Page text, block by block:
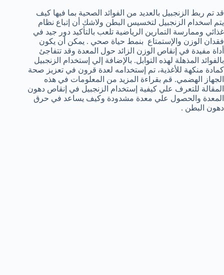
قد تم ربط الزنجبيل بالعديد من الفوائد الصحية بما فيها كيف
يتم اسخدام الزنجبيل لتخسيس البطن ولاشك أن إتباع نظام
غذائي وممارسة التمارين الرياضية تلعب بالتأكيد دور جيد في
فقدان الوزن والإستمتاع بنمط حياة صحي . يمكن أن يكون
أداة مفيدة في إنقاص الوزن الزائد حول المعدة وقد تتفاجئ
بالفوائد المذهلة لهذه التوابل. بالإضافة إلي إستخدام الزنجبيل
كمادة منكهة للأغذية، تم إستخدامه لعدة قرون في تعزيز صحة
الجهاز الهضمي. قم بقراءة المزيد من المعلومات في هذه
المقالة للتعرف علي كيفية إستخدام الزنجبيل في إنقاص دهون
المعدة والحصول علي معدة مشدودة وكيف يساعد في حرق
دهون البطن .